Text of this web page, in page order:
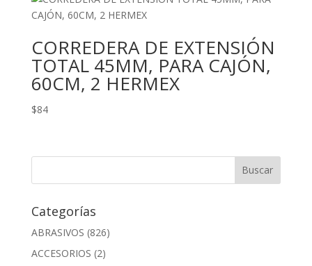
CORREDERA DE EXTENSIÓN
TOTAL 45MM, PARA CAJÓN,
60CM, 2 HERMEX
$84
Categorías
ABRASIVOS (826)
ACCESORIOS (2)